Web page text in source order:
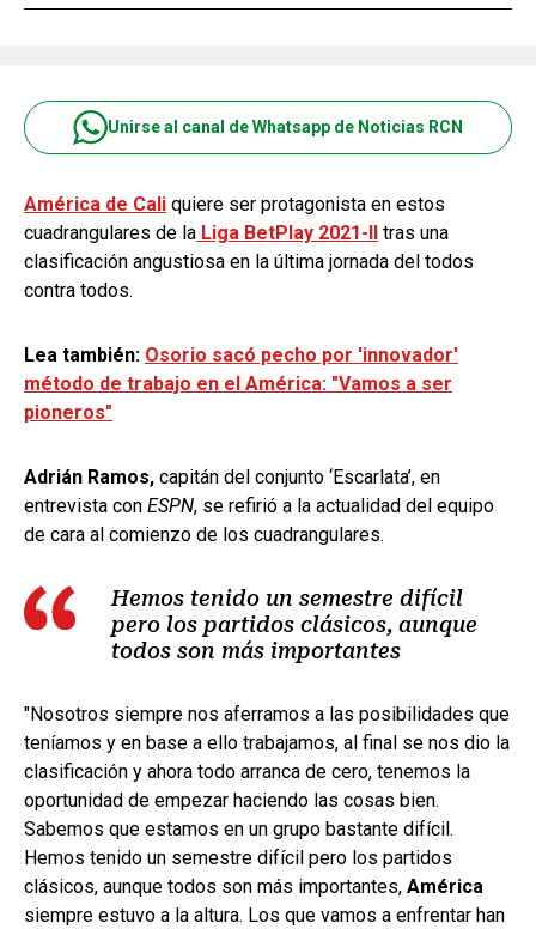
Unirse al canal de Whatsapp de Noticias RCN
América de Cali quiere ser protagonista en estos
cuadrangulares de la Liga BetPlay 2021-II tras una
clasificación angustiosa en la última jornada del todos
contra todos.
Lea también: Osorio sacó pecho por 'innovador'
método de trabajo en el América: "Vamos a ser
pioneros"
Adrián Ramos, capitán del conjunto ‘Escarlata’, en
entrevista con ESPN, se refirió a la actualidad del equipo
de cara al comienzo de los cuadrangulares.
Hemos tenido un semestre difícil
pero los partidos clásicos, aunque
todos son más importantes
"Nosotros siempre nos aferramos a las posibilidades que
teníamos y en base a ello trabajamos, al final se nos dio la
clasificación y ahora todo arranca de cero, tenemos la
oportunidad de empezar haciendo las cosas bien.
Sabemos que estamos en un grupo bastante difícil.
Hemos tenido un semestre difícil pero los partidos
clásicos, aunque todos son más importantes, América
siempre estuvo a la altura. Los que vamos a enfrentar han